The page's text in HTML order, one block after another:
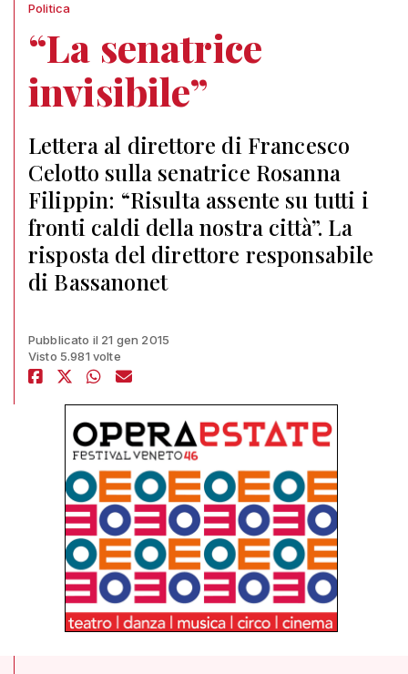
Politica
“La senatrice
invisibile”
Lettera al direttore di Francesco
Celotto sulla senatrice Rosanna
Filippin: “Risulta assente su tutti i
fronti caldi della nostra città”. La
risposta del direttore responsabile
di Bassanonet
Pubblicato il 21 gen 2015
Visto 5.981 volte